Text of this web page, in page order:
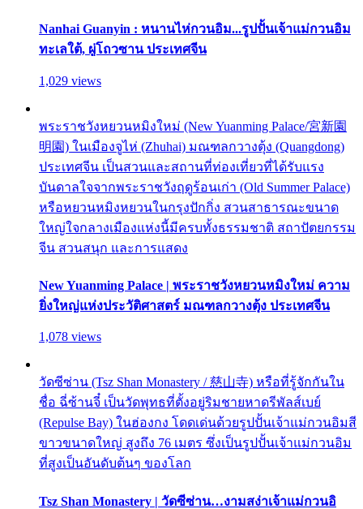
Nanhai Guanyin : หนานไห่กวนอิม...รูปปั้นเจ้าแม่กวนอิม
ทะเลใต้, ผู่โถวซาน ประเทศจีน
1,029 views
พระราชวังหยวนหมิงใหม่ (New Yuanming Palace/宮新園
明園) ในเมืองจูไห่ (Zhuhai) มณฑลกวางตุ้ง (Quangdong)
ประเทศจีน เป็นสวนและสถานที่ท่องเที่ยวที่ได้รับแรง
บันดาลใจจากพระราชวังฤดูร้อนเก่า (Old Summer Palace)
หรือหยวนหมิงหยวนในกรุงปักกิ่ง สวนสาธารณะขนาด
ใหญ่ใจกลางเมืองแห่งนี้มีครบทั้งธรรมชาติ สถาปัตยกรรม
จีน สวนสนุก และการแสดง
New Yuanming Palace | พระราชวังหยวนหมิงใหม่ ความ
ยิ่งใหญ่แห่งประวัติศาสตร์ มณฑลกวางตุ้ง ประเทศจีน
1,078 views
วัดซีซ่าน (Tsz Shan Monastery / 慈山寺) หรือที่รู้จักกันใน
ชื่อ ฉี่ซ้านจี๋ เป็นวัดพุทธที่ตั้งอยู่ริมชายหาดรีพัลส์เบย์
(Repulse Bay) ในฮ่องกง โดดเด่นด้วยรูปปั้นเจ้าแม่กวนอิมสี
ขาวขนาดใหญ่ สูงถึง 76 เมตร ซึ่งเป็นรูปปั้นเจ้าแม่กวนอิม
ที่สูงเป็นอันดับต้นๆ ของโลก
Tsz Shan Monastery | วัดซีซ่าน…งามสง่าเจ้าแม่กวนอิ